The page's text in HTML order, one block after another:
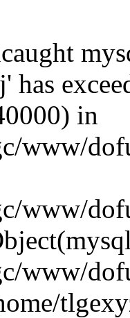
in
www/
www/
www/